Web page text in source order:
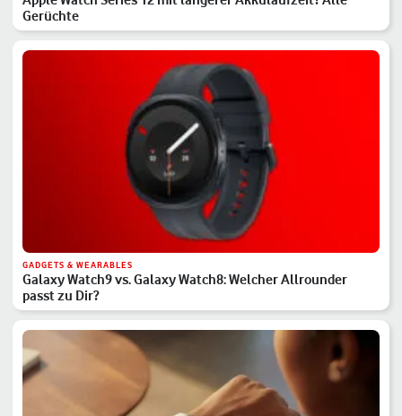
Gerüchte
GADGETS & WEARABLES
Galaxy Watch9 vs. Galaxy Watch8: Welcher Allrounder
passt zu Dir?